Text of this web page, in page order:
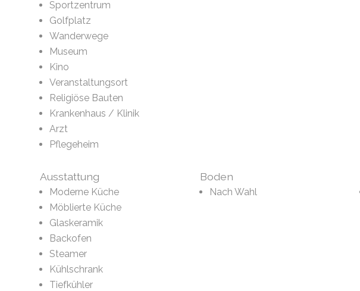
Sportzentrum
Golfplatz
Wanderwege
Museum
Kino
Veranstaltungsort
Religiöse Bauten
Krankenhaus / Klinik
Arzt
Pflegeheim
Ausstattung
Moderne Küche
Möblierte Küche
Glaskeramik
Backofen
Steamer
Kühlschrank
Tiefkühler
Boden
Nach Wahl